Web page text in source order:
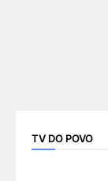
TV DO POVO